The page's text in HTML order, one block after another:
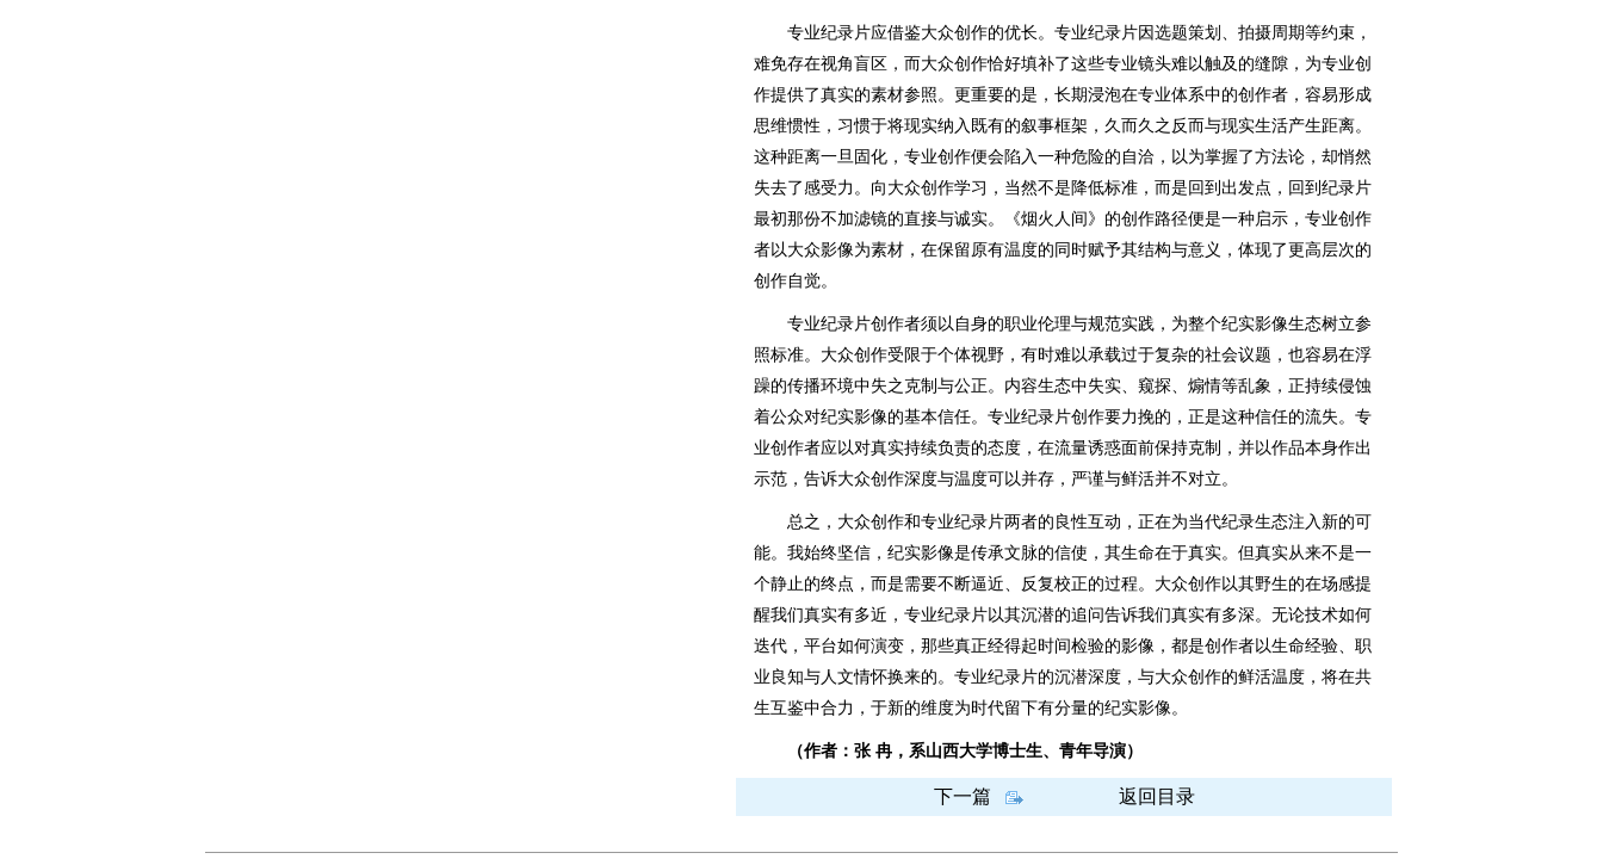
专业纪录片应借鉴大众创作的优长。专业纪录片因选题策划、拍摄周期等约束，
难免存在视角盲区，而大众创作恰好填补了这些专业镜头难以触及的缝隙，为专业创
作提供了真实的素材参照。更重要的是，长期浸泡在专业体系中的创作者，容易形成
思维惯性，习惯于将现实纳入既有的叙事框架，久而久之反而与现实生活产生距离。
这种距离一旦固化，专业创作便会陷入一种危险的自洽，以为掌握了方法论，却悄然
失去了感受力。向大众创作学习，当然不是降低标准，而是回到出发点，回到纪录片
最初那份不加滤镜的直接与诚实。《烟火人间》的创作路径便是一种启示，专业创作
者以大众影像为素材，在保留原有温度的同时赋予其结构与意义，体现了更高层次的
创作自觉。
专业纪录片创作者须以自身的职业伦理与规范实践，为整个纪实影像生态树立参
照标准。大众创作受限于个体视野，有时难以承载过于复杂的社会议题，也容易在浮
躁的传播环境中失之克制与公正。内容生态中失实、窥探、煽情等乱象，正持续侵蚀
着公众对纪实影像的基本信任。专业纪录片创作要力挽的，正是这种信任的流失。专
业创作者应以对真实持续负责的态度，在流量诱惑面前保持克制，并以作品本身作出
示范，告诉大众创作深度与温度可以并存，严谨与鲜活并不对立。
总之，大众创作和专业纪录片两者的良性互动，正在为当代纪录生态注入新的可
能。我始终坚信，纪实影像是传承文脉的信使，其生命在于真实。但真实从来不是一
个静止的终点，而是需要不断逼近、反复校正的过程。大众创作以其野生的在场感提
醒我们真实有多近，专业纪录片以其沉潜的追问告诉我们真实有多深。无论技术如何
迭代，平台如何演变，那些真正经得起时间检验的影像，都是创作者以生命经验、职
业良知与人文情怀换来的。专业纪录片的沉潜深度，与大众创作的鲜活温度，将在共
生互鉴中合力，于新的维度为时代留下有分量的纪实影像。
（作者：张 冉，系山西大学博士生、青年导演）
下一篇 返回目录